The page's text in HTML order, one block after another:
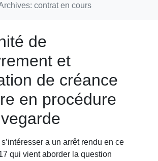
contrat en cours
de
et
de créance
en procédure
s’intéresser a un arrêt rendu en ce
qui vient aborder la question